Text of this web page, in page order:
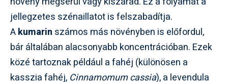
jellegzetes szénaillatot is felszabadítja.
Akumarin számos más növényben is előfordul,
bár általában alacsonyabb koncentrációban. Ezek
közé tartoznak például a fahéj (különösen a
kasszia fahéj, Cinnamomum cassia), a levendula